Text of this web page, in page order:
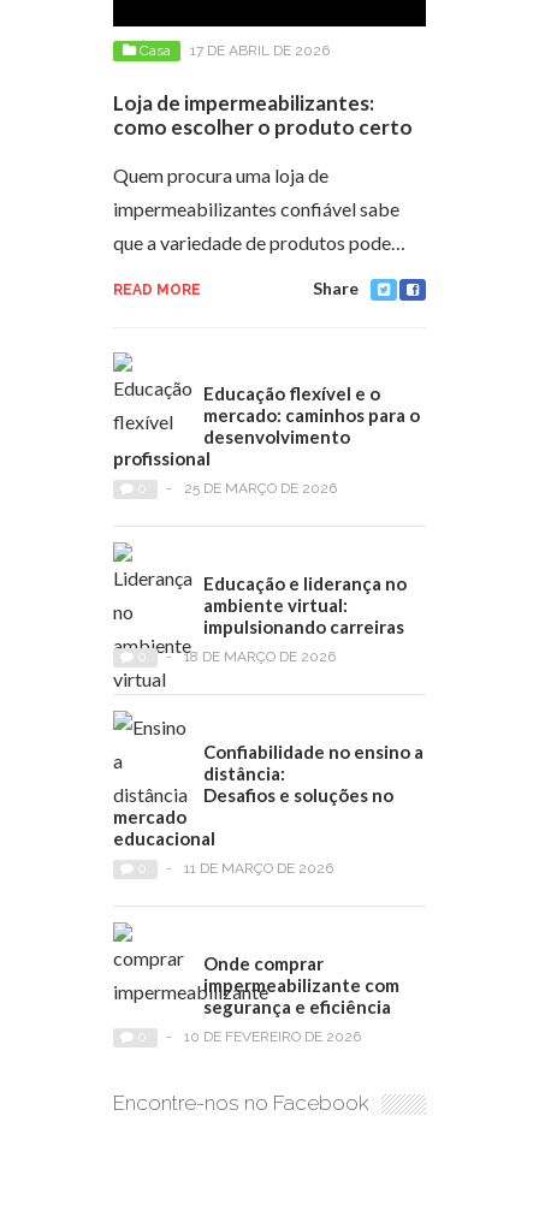
Casa 17 DE ABRIL DE 2026
Loja de impermeabilizantes:
como escolher o produto certo
Quem procura uma loja de
impermeabilizantes confiável sabe
que a variedade de produtos pode…
READ MORE Share
Educação flexível e o
mercado: caminhos para o
desenvolvimento
profissional
- 25 DE MARÇO DE 2026
Educação e liderança no
ambiente virtual:
impulsionando carreiras
- 18 DE MARÇO DE 2026
Confiabilidade no ensino a
distância:
Desafios e soluções no
mercado
educacional
- 11 DE MARÇO DE 2026
Onde comprar
impermeabilizante com
segurança e eficiência
- 10 DE FEVEREIRO DE 2026
Encontre-nos no Facebook